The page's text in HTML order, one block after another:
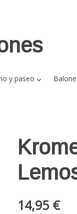
y paseo
14,95 €